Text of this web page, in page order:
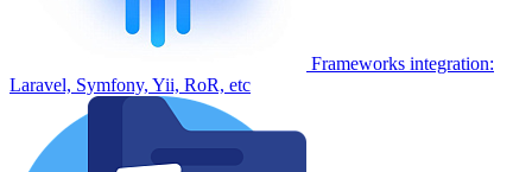
Frameworks integration:
Laravel, Symfony, Yii, RoR, etc